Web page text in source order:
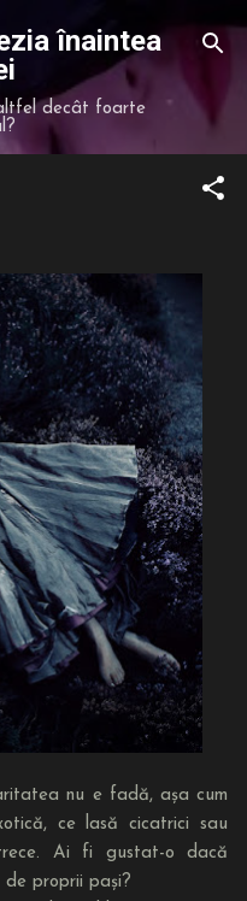
principalînaintea
decât foarte
nu e fadă, așa cum
ce lasă cicatrici sau
Ai fi gustat-o dacă
de proprii pași?